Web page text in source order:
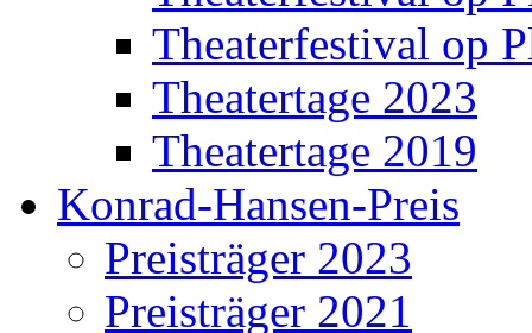
Theaterfestival op
Theatertage 2023
Theatertage 2019
Konrad-Hansen-Preis
Preisträger 2023
Preisträger 2021